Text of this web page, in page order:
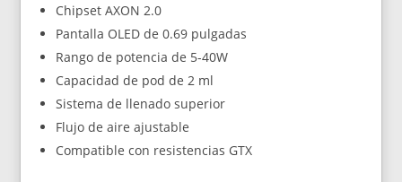
Chipset AXON 2.0
Pantalla OLED de 0.69 pulgadas
Rango de potencia de 5-40W
Capacidad de pod de 2 ml
Sistema de llenado superior
Flujo de aire ajustable
Compatible con resistencias GTX